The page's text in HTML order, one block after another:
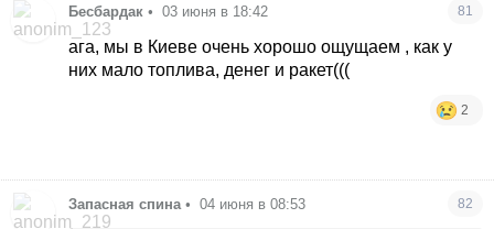
Бесбардак • 03 июня в 18:42 81
ага, мы в Киеве очень хорошо ощущаем , как у
них мало топлива, денег и ракет(((
2
Запасная спина • 04 июня в 08:53 82